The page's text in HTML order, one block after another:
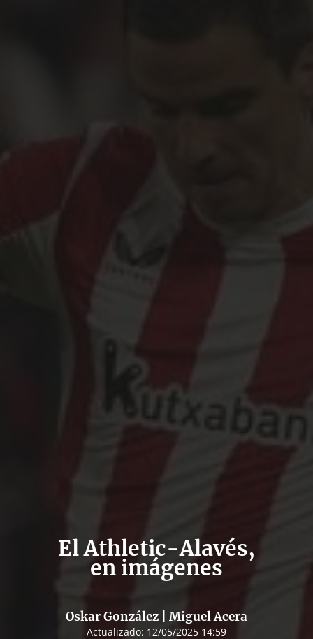
El Athletic-Alavés,
en imágenes
Oskar González | Miguel Acera
Actualizado: 12/05/2025 14:59